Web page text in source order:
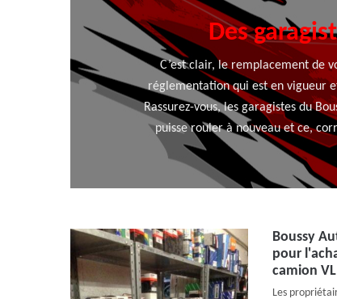
Des
C’est clair, le remplacement de
réglementation qui est en vigueur
Rassurez-vous, les garagistes du
puisse rouler à nouveau et ce,
Boussy
pour
camion VL
Les